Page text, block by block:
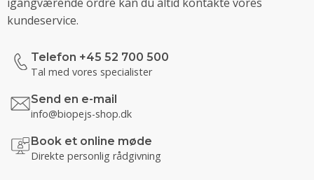
kundeservice.
Telefon +45 52 700 500
Tal med vores specialister
Send en e-mail
info@biopejs-shop.dk
Book et online møde
Direkte personlig rådgivning